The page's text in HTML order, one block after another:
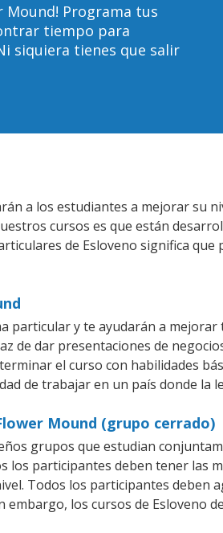
Mound! Programa tus
tiempo para
siquiera tienes que salir
a los estudiantes a mejorar su
cursos es que están
de Esloveno significa
particular y te ayudarán a
de dar presentaciones de
el curso con habilidades
de trabajar en un país donde la
Mound (grupo cerrado)
grupos que estudian
participantes deben tener las
Todos los participantes deben
embargo, los cursos de Esloveno